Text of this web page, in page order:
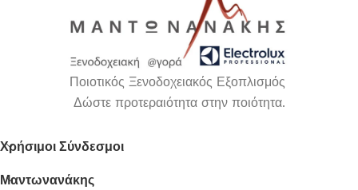
Ποιοτικός Ξενοδοχειακός Εξοπλισμός
Δώστε προτεραιότητα στην ποιότητα.
Χρήσιμοι Σύνδεσμοι
Μαντωνανάκης